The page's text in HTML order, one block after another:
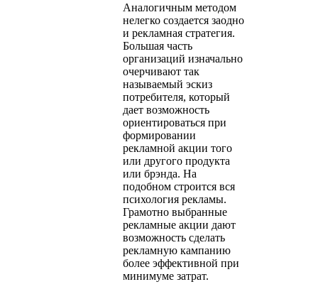
Аналогичным методом
нелегко создается заодно
и рекламная стратегия.
Большая часть
организаций изначально
очерчивают так
называемый эскиз
потребителя, который
дает возможность
ориентироваться при
формировании
рекламной акции того
или другого продукта
или брэнда. На
подобном строится вся
психология рекламы.
Грамотно выбранные
рекламные акции дают
возможность сделать
рекламную кампанию
более эффективной при
минимуме затрат.